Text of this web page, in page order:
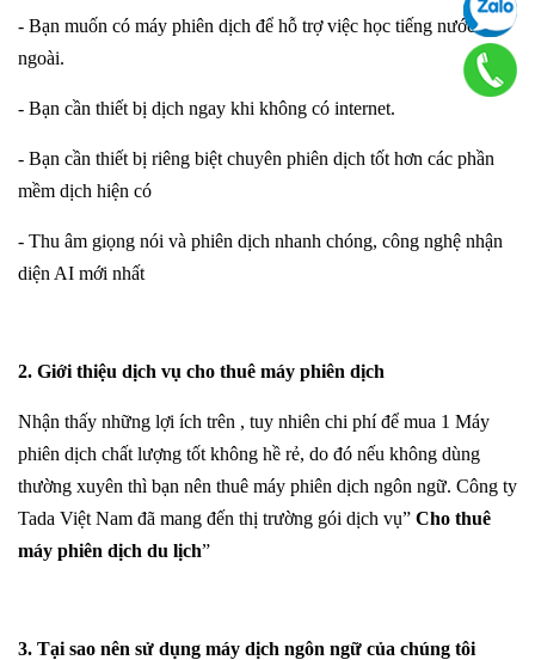
- Bạn muốn có máy phiên dịch để hỗ trợ việc học tiếng nước
ngoài.
- Bạn cần thiết bị dịch ngay khi không có internet.
- Bạn cần thiết bị riêng biệt chuyên phiên dịch tốt hơn các phần
mềm dịch hiện có
- Thu âm giọng nói và phiên dịch nhanh chóng, công nghệ nhận
diện AI mới nhất
2. Giới thiệu dịch vụ cho thuê máy phiên dịch
Nhận thấy những lợi ích trên , tuy nhiên chi phí để mua 1 Máy
phiên dịch chất lượng tốt không hề rẻ, do đó nếu không dùng
thường xuyên thì bạn nên thuê máy phiên dịch ngôn ngữ. Công ty
Tada Việt Nam đã mang đến thị trường gói dịch vụ” Cho thuê
máy phiên dịch du lịch”
3. Tại sao nên sử dụng máy dịch ngôn ngữ của chúng tôi